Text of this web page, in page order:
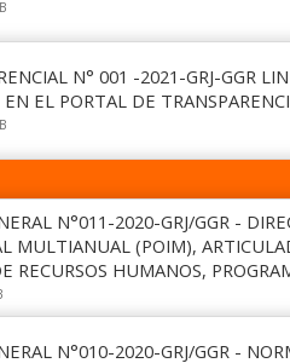
N° 001 -2021-GRJ-GGR
EL PORTAL DE
N°011-2020-GRJ/GGR -
MULTIANUAL (POIM),
RECURSOS HUMANOS,
N°010-2020-GRJ/GGR -